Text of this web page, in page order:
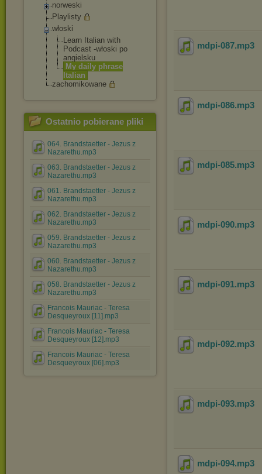
norweski
Playlisty
włoski
Learn Italian with
Podcast -włoski po
angielsku
My daily phrase
Italian
zachomikowane
Ostatnio pobierane pliki
064. Brandstaetter - Jezus z
Nazarethu.mp3
063. Brandstaetter - Jezus z
Nazarethu.mp3
061. Brandstaetter - Jezus z
Nazarethu.mp3
062. Brandstaetter - Jezus z
Nazarethu.mp3
059. Brandstaetter - Jezus z
Nazarethu.mp3
060. Brandstaetter - Jezus z
Nazarethu.mp3
058. Brandstaetter - Jezus z
Nazarethu.mp3
Francois Mauriac - Teresa
Desqueyroux [11].mp3
Francois Mauriac - Teresa
Desqueyroux [12].mp3
Francois Mauriac - Teresa
Desqueyroux [06].mp3
mdpi-087.mp3
mdpi-086.mp3
mdpi-085.mp3
mdpi-090.mp3
mdpi-091.mp3
mdpi-092.mp3
mdpi-093.mp3
mdpi-094.mp3